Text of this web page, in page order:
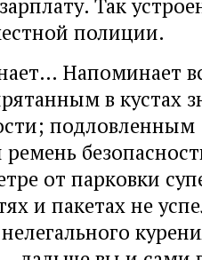
полиции.
Напоминает
в кустах
подловленным
от парковки
и пакетах не